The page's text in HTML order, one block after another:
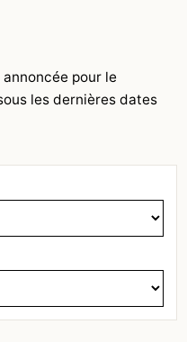
annoncée pour le
les dernières dates